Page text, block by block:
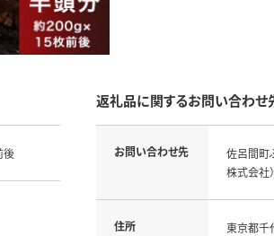
後
返礼品に関するお問い合わせ
お問い合わせ先
佐呂間町
株式会社）
住所 東京都千